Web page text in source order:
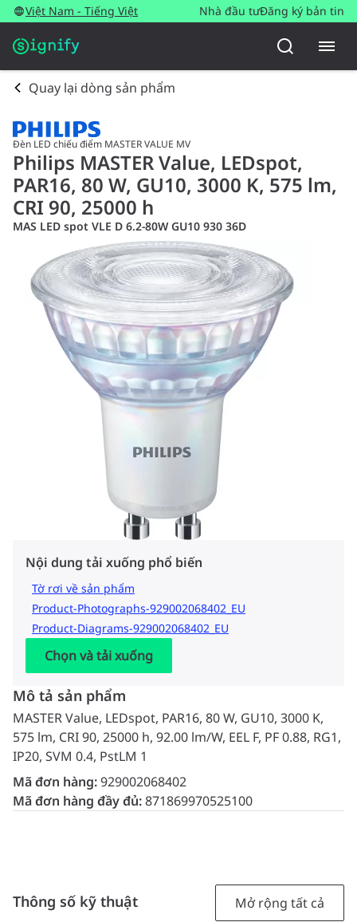
Việt Nam - Tiếng Việt Nhà đầu tưĐăng ký bản tin
Quay lại dòng sản phẩm
Đèn LED chiếu điểm MASTER VALUE MV
Philips MASTER Value, LEDspot,
PAR16, 80 W, GU10, 3000 K, 575 lm,
CRI 90, 25000 h
MAS LED spot VLE D 6.2-80W GU10 930 36D
Nội dung tải xuống phổ biến
Tờ rơi về sản phẩm
Product-Photographs-929002068402_EU
Product-Diagrams-929002068402_EU
Chọn và tải xuống
Mô tả sản phẩm
MASTER Value, LEDspot, PAR16, 80 W, GU10, 3000 K,
575 lm, CRI 90, 25000 h, 92.00 lm/W, EEL F, PF 0.88, RG1,
IP20, SVM 0.4, PstLM 1
Mã đơn hàng:929002068402
Mã đơn hàng đầy đủ:871869970525100
Thông số kỹ thuật Mở rộng tất cả